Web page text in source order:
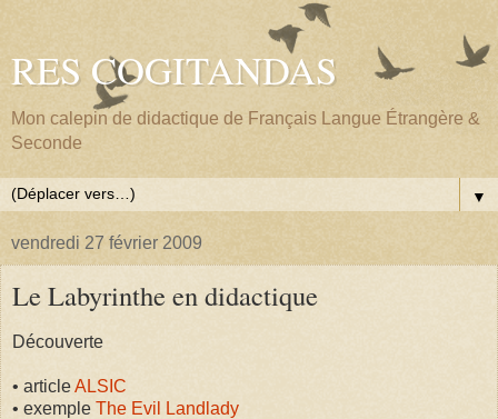
RES COGITANDAS
Mon calepin de didactique de Français Langue Étrangère &
Seconde
▼
vendredi 27 février 2009
Le Labyrinthe en didactique
Découverte
• articleALSIC
• exemple The Evil Landlady